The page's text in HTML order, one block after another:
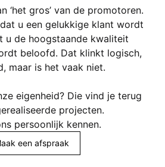
‘het gros’ van de promotoren.
u een gelukkige klant wordt
u de hoogstaande kwaliteit
beloofd. Dat klinkt logisch,
maar is het vaak niet.
eigenheid? Die vind je terug
projecten.
persoonlijk kennen.
een afspraak